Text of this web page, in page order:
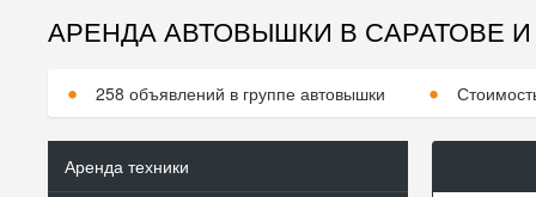
АРЕНДА АВТОВЫШКИ В САРАТОВЕ
258 объявлений в группе автовышки
Аренда техники